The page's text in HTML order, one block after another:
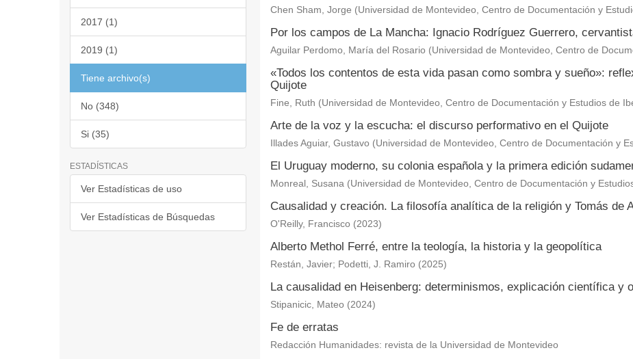
2017 (1)
2019 (1)
Tiene archivo(s)
No (348)
Si (35)
ESTADÍSTICAS
Ver Estadísticas de uso
Ver Estadísticas de Búsquedas
Chen Sham, Jorge (Universidad de Montevideo, Centro de Documentación y
Por los campos de La Mancha: Ignacio Rodríguez Guerrero,
Aguilar Perdomo, María del Rosario (Universidad de Montevideo, Centro de
«Todos los contentos de esta vida pasan como sombra y sueño»:
Quijote
Fine, Ruth (Universidad de Montevideo, Centro de Documentación y Estudios de
Arte de la voz y la escucha: el discurso performativo en el Quijote
Illades Aguiar, Gustavo (Universidad de Montevideo, Centro de Documentación y
El Uruguay moderno, su colonia española y la primera edición
Monreal, Susana (Universidad de Montevideo, Centro de Documentación y
Causalidad y creación. La filosofía analítica de la religión y Tomás de
O'Reilly, Francisco (2023)
Alberto Methol Ferré, entre la teología, la historia y la geopolítica
Restán, Javier; Podetti, J. Ramiro (2025)
La causalidad en Heisenberg: determinismos, explicación científica y
Stipanicic, Mateo (2024)
Fe de erratas
Redacción Humanidades: revista de la Universidad de Montevideo